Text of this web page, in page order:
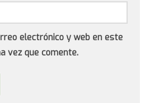
electrónico y web en este
vez que comente.